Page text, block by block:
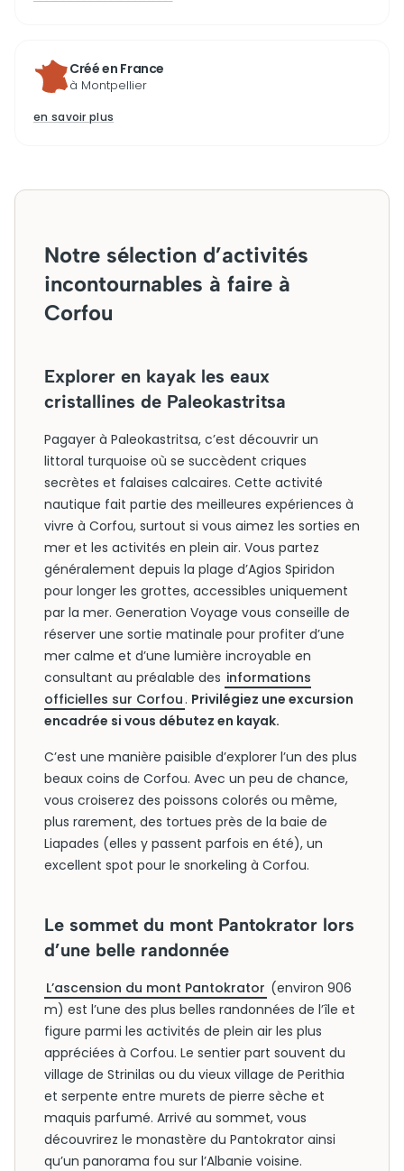
Créé en France
à Montpellier
en savoir plus
Notre sélection d’activités
incontournables à faire à
Corfou
Explorer en kayak les eaux
cristallines de Paleokastritsa
Pagayer à Paleokastritsa, c’est découvrir un
littoral turquoise où se succèdent criques
secrètes et falaises calcaires. Cette activité
nautique fait partie des meilleures expériences à
vivre à Corfou, surtout si vous aimez les sorties en
mer et les activités en plein air. Vous partez
généralement depuis la plage d’Agios Spiridon
pour longer les grottes, accessibles uniquement
par la mer. Generation Voyage vous conseille de
réserver une sortie matinale pour profiter d’une
mer calme et d’une lumière incroyable en
consultant au préalable des informations
officielles sur Corfou . Privilégiez une excursion
encadrée si vous débutez en kayak.
C’est une manière paisible d’explorer l’un des plus
beaux coins de Corfou. Avec un peu de chance,
vous croiserez des poissons colorés ou même,
plus rarement, des tortues près de la baie de
Liapades (elles y passent parfois en été), un
excellent spot pour le snorkeling à Corfou.
Le sommet du mont Pantokrator lors
d’une belle randonnée
L’ascension du mont Pantokrator (environ 906
m) est l’une des plus belles randonnées de l’île et
figure parmi les activités de plein air les plus
appréciées à Corfou. Le sentier part souvent du
village de Strinilas ou du vieux village de Perithia
et serpente entre murets de pierre sèche et
maquis parfumé. Arrivé au sommet, vous
découvrirez le monastère du Pantokrator ainsi
qu’un panorama fou sur l’Albanie voisine.